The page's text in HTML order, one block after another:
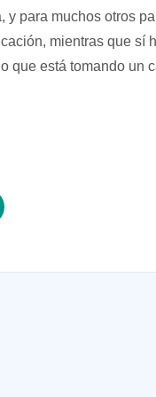
y para muchos otros
mientras que sí
que está tomando un